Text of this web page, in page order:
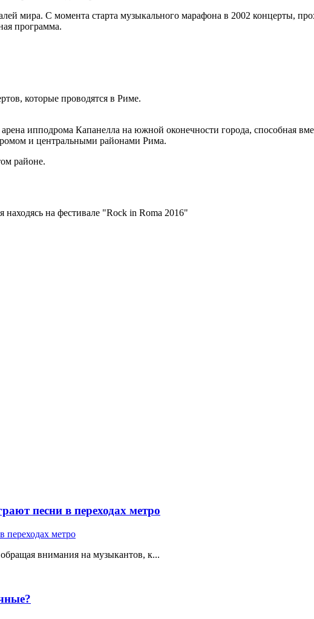
мира. С момента старта музыкального марафона в 2002 концерты,
программа.
которые проводятся в Риме.
ипподрома Капанелла на южной оконечности города, способная
и центральными районами Рима.
районе.
на фестивале "Rock in Roma 2016"
песни в переходах метро
внимания на музыкантов, к...